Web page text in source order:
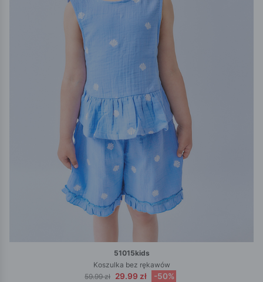
51015kids
Koszulka bez rękawów
59.99 zł 29.99 zł -50%